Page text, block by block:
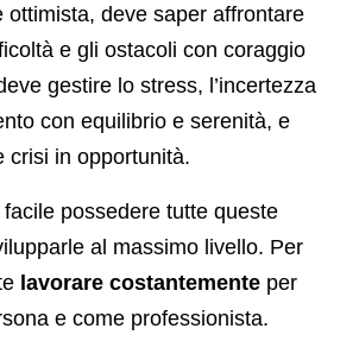
ottimista, deve saper affrontare
e gli ostacoli con coraggio
gestire lo stress, l’incertezza
con equilibrio e serenità, e
crisi in opportunità.
possedere tutte queste
al massimo livello. Per
lavorare costantemente per
e come professionista.